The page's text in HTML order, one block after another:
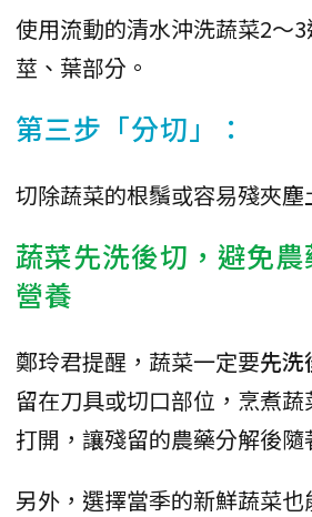
使用流動的清水沖洗蔬菜2～3
莖、葉部分。
第三步「分切」：
切除蔬菜的根鬚或容易殘夾塵
蔬菜先洗後切，避免
營養
鄭玲君提醒，蔬菜一定要先洗
留在刀具或切口部位，烹煮
打開，讓殘留的農藥分解後隨
另外，選擇當季的新鮮蔬菜